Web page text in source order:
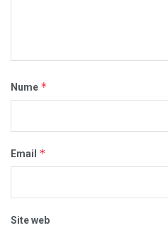
Nume *
Email *
Site web